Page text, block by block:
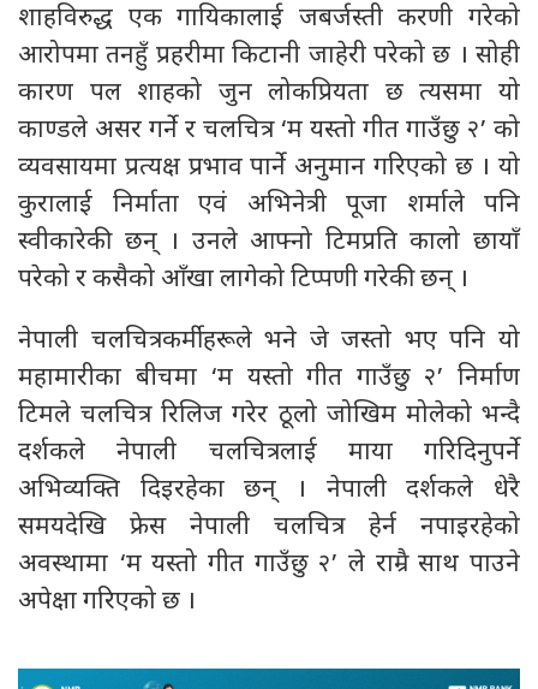
शाहविरुद्ध एक गायिकालाई जबर्जस्ती करणी गरेको
आरोपमा तनहुँ प्रहरीमा किटानी जाहेरी परेको छ । सोही
कारण पल शाहको जुन लोकप्रियता छ त्यसमा यो
काण्डले असर गर्ने र चलचित्र ‘म यस्तो गीत गाउँछु २’ को
व्यवसायमा प्रत्यक्ष प्रभाव पार्ने अनुमान गरिएको छ । यो
कुरालाई निर्माता एवं अभिनेत्री पूजा शर्माले पनि
स्वीकारेकी छन् । उनले आफ्नो टिमप्रति कालो छायाँ
परेको र कसैको आँखा लागेको टिप्पणी गरेकी छन् ।
नेपाली चलचित्रकर्मीहरूले भने जे जस्तो भए पनि यो
महामारीका बीचमा ‘म यस्तो गीत गाउँछु २’ निर्माण
टिमले चलचित्र रिलिज गरेर ठूलो जोखिम मोलेको भन्दै
दर्शकले नेपाली चलचित्रलाई माया गरिदिनुपर्ने
अभिव्यक्ति दिइरहेका छन् । नेपाली दर्शकले धेरै
समयदेखि फ्रेस नेपाली चलचित्र हेर्न नपाइरहेको
अवस्थामा ‘म यस्तो गीत गाउँछु २’ ले राम्रै साथ पाउने
अपेक्षा गरिएको छ ।